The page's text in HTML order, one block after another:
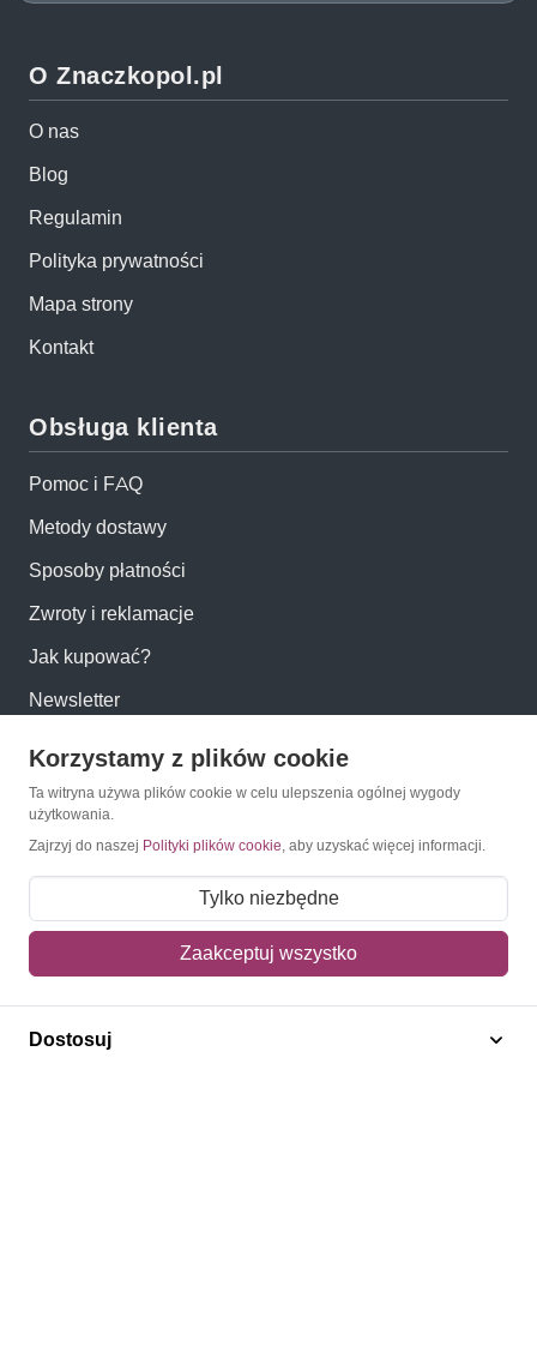
O Znaczkopol.pl
O nas
Blog
Regulamin
Polityka prywatności
Mapa strony
Kontakt
Obsługa klienta
Pomoc i FAQ
Metody dostawy
Sposoby płatności
Zwroty i reklamacje
Jak kupować?
Newsletter
Konto
Moje konto
Moje zamówienia
Mój koszyk
Adres dostawy
Polecamy
Korzystamy z plików cookie
Ta witryna używa plików cookie w celu ulepszenia ogólnej wygody
użytkowania.
Zajrzyj do naszej Polityki plików cookie, aby uzyskać więcej informacji.
Tylko niezbędne
Zaakceptuj wszystko
Dostosuj